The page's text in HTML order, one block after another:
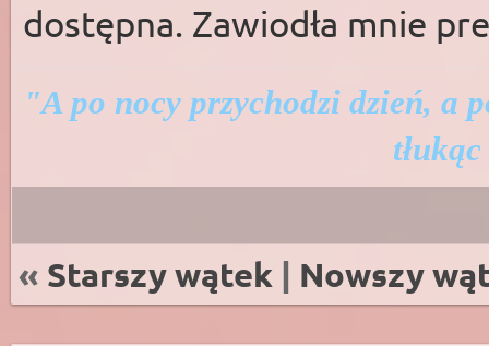
dostępna. Zawiodła mnie
"A po nocy przychodzi dzień, a
« Starszy wątek | Nowszy